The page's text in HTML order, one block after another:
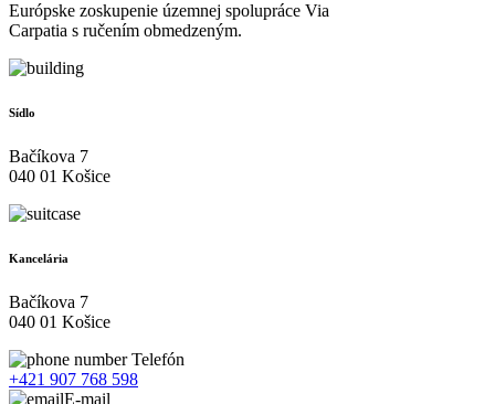
Európske zoskupenie územnej spolupráce Via
Carpatia s ručením obmedzeným.
Sídlo
Bačíkova 7
040 01 Košice
Kancelária
Bačíkova 7
040 01 Košice
Telefón
+421 907 768 598
E-mail